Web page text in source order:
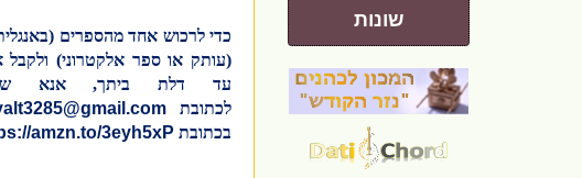
שונות
כדי לרכוש אחד מהספרים
(עותק או ספר אלקטרוני) ולקבל
עד דלת ביתך, אנא
לכתובת
בכתובת amzn.to/3eyh5xP